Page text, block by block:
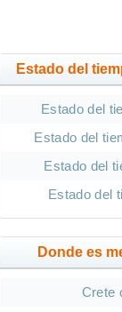
Estado del
Estado del
Estado del
Estado del
Estado del
Donde es
Crete